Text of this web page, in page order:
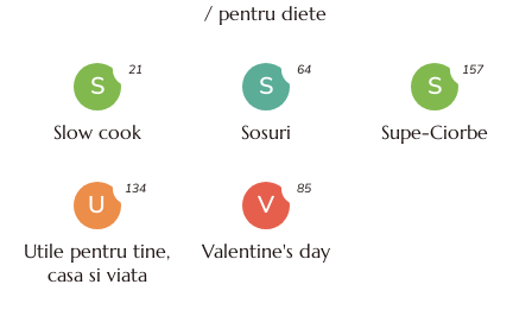
/ pentru diete
S
Slow cook
21
S
Sosuri
64
S
Supe-Ciorbe
157
U
Utile pentru tine,
casa si viata
134
V
Valentine's day
85